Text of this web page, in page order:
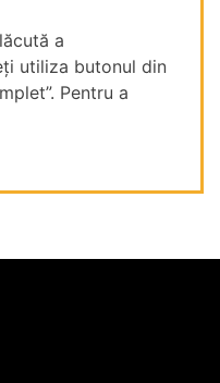
a
utiliza butonul din
Pentru a